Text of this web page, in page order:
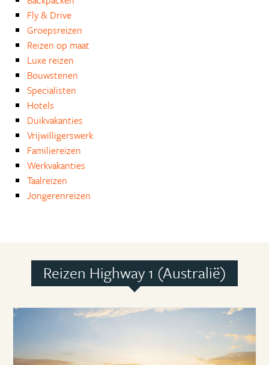
Fly & Drive
Groepsreizen
Reizen op maat
Luxe reizen
Bouwstenen
Specialisten
Hotels
Duikvakanties
Vrijwilligerswerk
Familiereizen
Werkvakanties
Taalreizen
Jongerenreizen
Reizen Highway 1 (Australië)